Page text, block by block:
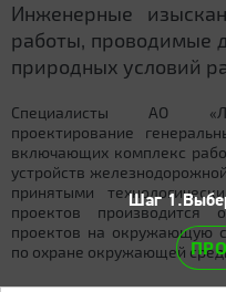
Инженерные
работы, проводимые
природных условий
Специалисты АО
проектирование
включающих комплекс
устройств
принятыми
проектов производится
проектов на окружающую
по охране окружающей
Шаг